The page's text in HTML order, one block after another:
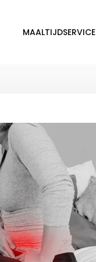
MAALTIJDSERVICE